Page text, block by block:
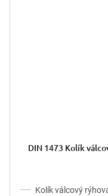
DIN 1473 Kolík
Kolík válcový